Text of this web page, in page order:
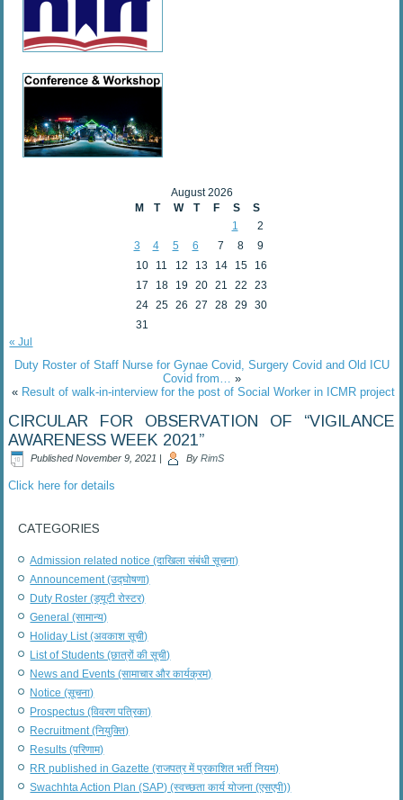
August 2026
M
T W T F S
S
1
2
3
4 5 6 7 8
9
10
11 12 13 14 15
16
17
18 19 20 21 22
23
24 25 26 27 28 29
30
31
« Jul
Duty Roster of Staff Nurse for Gynae Covid, Surgery Covid and Old ICU
Covid from…
»
« Result of walk-in-interview for the post of Social Worker in ICMR project
CIRCULAR FOR OBSERVATION OF “VIGILANCE
AWARENESS WEEK 2021”
Published November 9, 2021 | By RimS
Click here for details
CATEGORIES
Admission related notice (दाखिला संबंधी सूचना)
Announcement (उद्घोषणा)
Duty Roster (ड्यूटी रोस्टर)
General (सामान्य)
Holiday List (अवकाश सूची)
List of Students (छात्रों की सूची)
News and Events (सामाचार और कार्यक्रम)
Notice (सूचना)
Prospectus (विवरण पत्रिका)
Recruitment (नियुक्ति)
Results (परिणाम)
RR published in Gazette (राजपत्र में प्रकाशित भर्ती नियम)
Swachhta Action Plan (SAP) (स्वच्छता कार्य योजना (एसएपी))